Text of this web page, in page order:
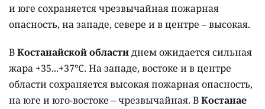
и юге сохраняется чрезвычайная пожарная
опасность, на западе, севере и в центре – высокая.
ВКостанайской областиднем ожидается сильная
жара +35...+37°C. На западе, востоке и в центре
области сохраняется высокая пожарная опасность,
на юге и юго-востоке – чрезвычайная. ВКостанае